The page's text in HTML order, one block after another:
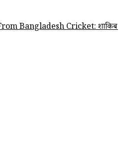
Cricket: शाकिब अल हसन पर